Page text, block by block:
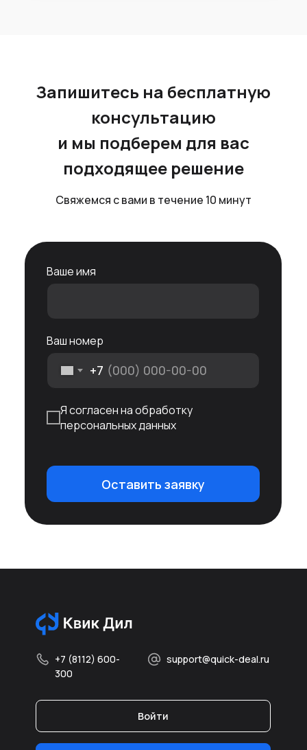
Запишитесь на бесплатную
консультацию
и мы подберем для вас
подходящее решение
Свяжемся с вами в течение 10 минут
Ваше имя
Ваш номер
+7
Я согласен на обработку
персональных данных
Оставить заявку
Войти
+7 (8112) 600-
300
support@quick-deal.ru